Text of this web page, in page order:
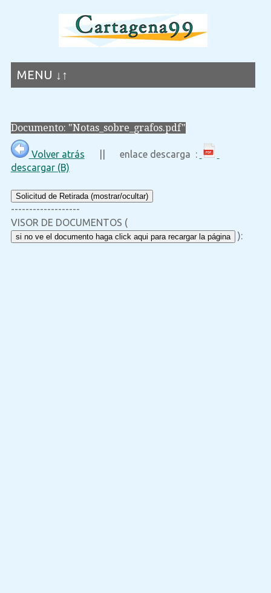
MENU ↓↑
Documento: "Notas_sobre_grafos.pdf"
Volver atrás || enlace descarga :
descargar (B)
Solicitud de Retirada (mostrar/ocultar)
-------------------
VISOR DE DOCUMENTOS (
si no ve el documento haga click aqui para recargar la página ):